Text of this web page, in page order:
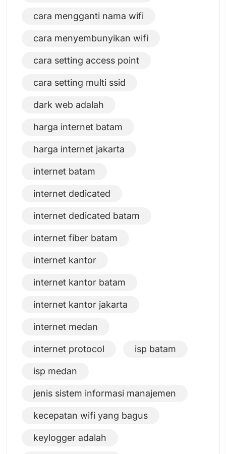
cara mengganti nama wifi
cara menyembunyikan wifi
cara setting access point
cara setting multi ssid
dark web adalah
harga internet batam
harga internet jakarta
internet batam
internet dedicated
internet dedicated batam
internet fiber batam
internet kantor
internet kantor batam
internet kantor jakarta
internet medan
internet protocol isp batam
isp medan
jenis sistem informasi manajemen
kecepatan wifi yang bagus
keylogger adalah